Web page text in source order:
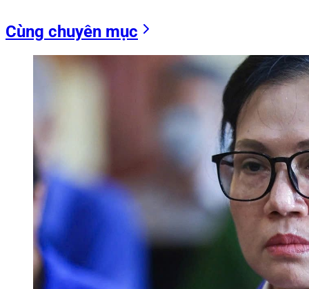
Cùng chuyên mục